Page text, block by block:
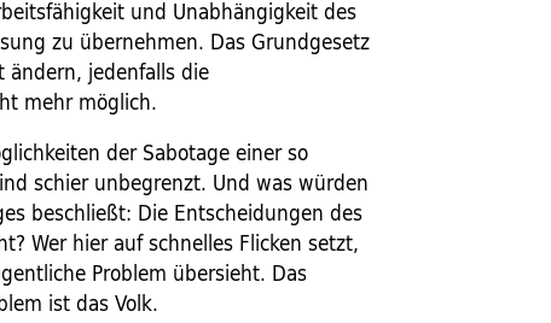
und Unabhängigkeit des
zu übernehmen. Das Grundgesetz
jedenfalls die
mehr möglich.
der Sabotage einer so
schier unbegrenzt. Und was würden
beschließt: Die Entscheidungen des
Wer hier auf schnelles Flicken setzt,
Problem übersieht. Das
ist das Volk.